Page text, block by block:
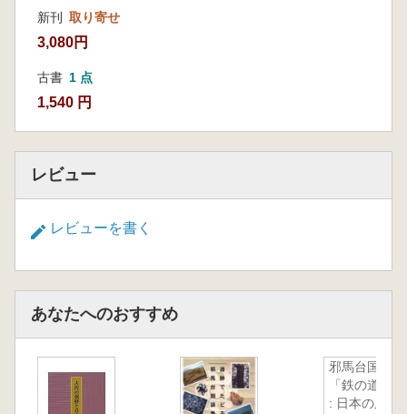
新刊 取り寄せ
3,080円
古書 1 点
1,540 円
レビュー
レビューを書く
あなたへのおすすめ
邪馬台国と
「鉄の道」
: 日本の原